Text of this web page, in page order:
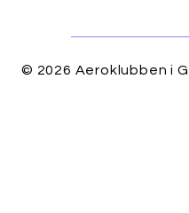
© 2026 Aeroklubben i